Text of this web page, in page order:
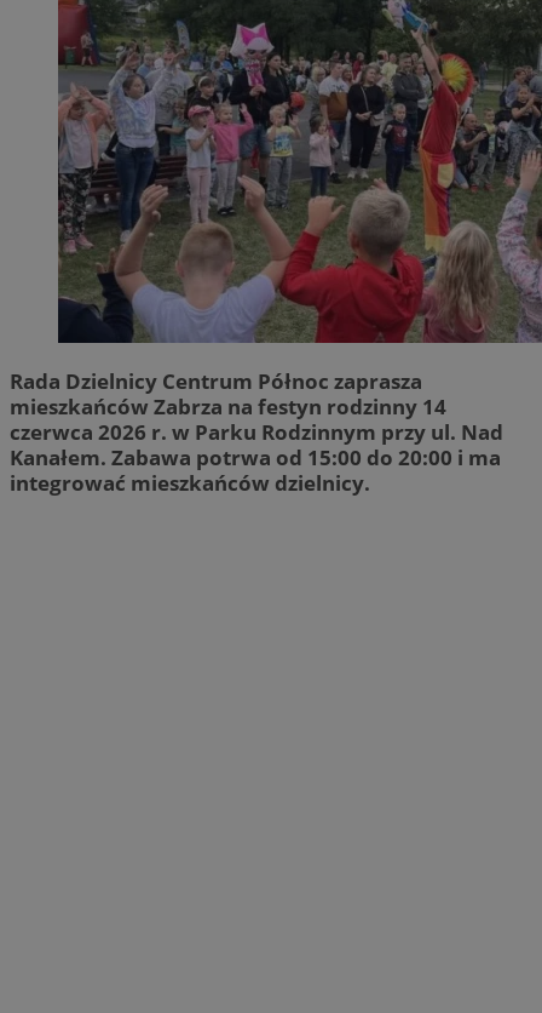
Rada Dzielnicy Centrum Północ zaprasza
mieszkańców Zabrza na festyn rodzinny 14
czerwca 2026 r. w Parku Rodzinnym przy ul. Nad
Kanałem. Zabawa potrwa od 15:00 do 20:00 i ma
integrować mieszkańców dzielnicy.